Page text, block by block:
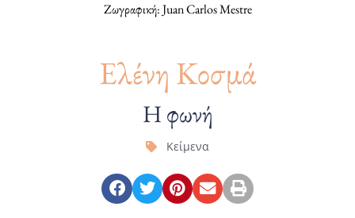
Ζωγραφική: Juan Carlos Mestre
Ελένη Κοσμά
Η φωνή
Κείμενα